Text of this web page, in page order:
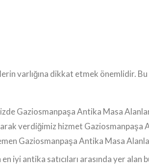
varlığına dikkat etmek önemlidir.
Gaziosmanpaşa Antika Masa
verdiğimiz hizmet Gaziosmanpaşa
Gaziosmanpaşa Antika Masa
iyi antika satıcıları arasında yer